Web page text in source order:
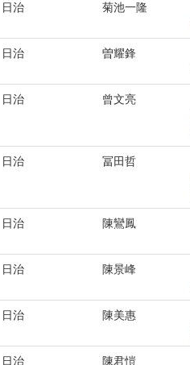
日治 菊池一隆
日治 曽耀鋒
日治 曾文亮
日治 冨田哲
日治 陳鸞鳳
日治 陳景峰
日治 陳美惠
日治 陳君愷